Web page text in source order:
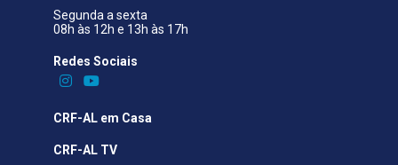
Segunda a sexta
08h às 12h e 13h às 17h
Redes Sociais​
CRF-AL em Casa
CRF-AL TV